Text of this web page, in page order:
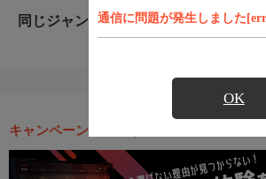
通信に問題が発生しました
OK
同じジャンルのおすすめ番組
キャンペーン・お得な情報